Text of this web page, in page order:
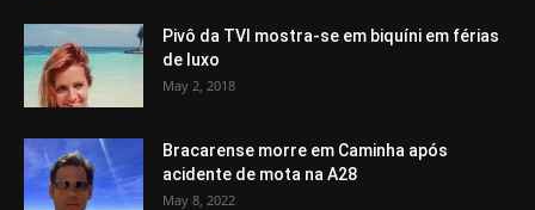
Pivô da TVI mostra-se em biquíni em férias
de luxo
May 2, 2018
Bracarense morre em Caminha após
acidente de mota na A28
May 8, 2022